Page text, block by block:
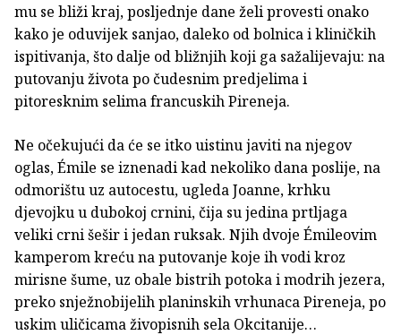
mu se bliži kraj, posljednje dane želi provesti onako
kako je oduvijek sanjao, daleko od bolnica i kliničkih
ispitivanja, što dalje od bližnjih koji ga sažalijevaju: na
putovanju života po čudesnim predjelima i
pitoresknim selima francuskih Pireneja.
Ne očekujući da će se itko uistinu javiti na njegov
oglas, Émile se iznenadi kad nekoliko dana poslije, na
odmorištu uz autocestu, ugleda Joanne, krhku
djevojku u dubokoj crnini, čija su jedina prtljaga
veliki crni šešir i jedan ruksak. Njih dvoje Émileovim
kamperom kreću na putovanje koje ih vodi kroz
mirisne šume, uz obale bistrih potoka i modrih jezera,
preko snježnobijelih planinskih vrhunaca Pireneja, po
uskim uličicama živopisnih sela Okcitanije…